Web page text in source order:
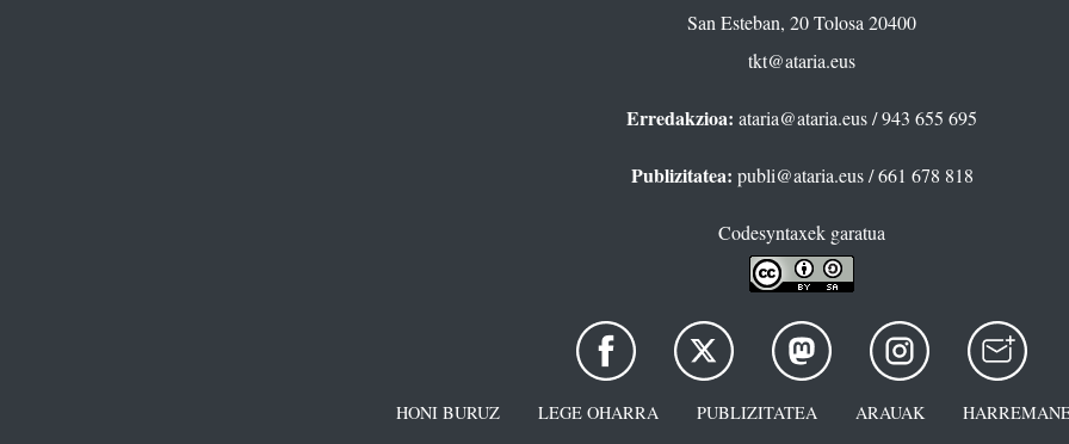
San Esteban, 20 Tolosa 20400
tkt@ataria.eus
Erredakzioa: ataria@ataria.eus/ 943 655 695
Publizitatea: publi@ataria.eus/ 661 678 818
Codesyntaxek garatua
HONI BURUZ LEGE OHARRA PUBLIZITATEA ARAUAK